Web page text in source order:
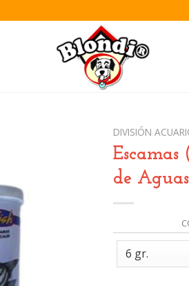
DIVISIÓN
Escamas
de